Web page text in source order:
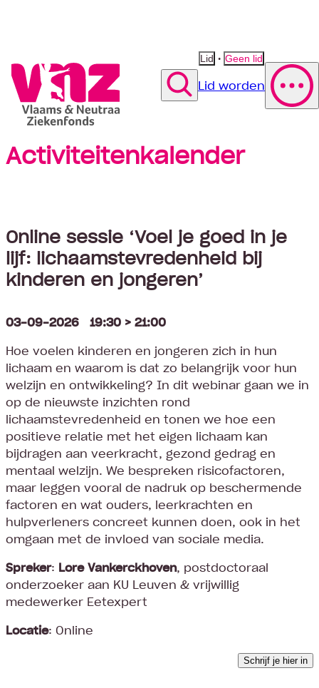
Lid • Geen lid
Lid worden
Polis wijzigen Suggestie Vergoeding fysiotherapie
Activiteitenkalender
Online sessie ‘Voel je goed in je
lijf: lichaamstevredenheid bij
kinderen en jongeren’
03-09-2026 19:30 > 21:00
Hoe voelen kinderen en jongeren zich in hun
lichaam en waarom is dat zo belangrijk voor hun
welzijn en ontwikkeling? In dit webinar gaan we in
op de nieuwste inzichten rond
lichaamstevredenheid en tonen we hoe een
positieve relatie met het eigen lichaam kan
bijdragen aan veerkracht, gezond gedrag en
mentaal welzijn. We bespreken risicofactoren,
maar leggen vooral de nadruk op beschermende
factoren en wat ouders, leerkrachten en
hulpverleners concreet kunnen doen, ook in het
omgaan met de invloed van sociale media.
Spreker: Lore Vankerckhoven, postdoctoraal
onderzoeker aan KU Leuven & vrijwillig
medewerker Eetexpert
Locatie: Online
Schrijf je hier in